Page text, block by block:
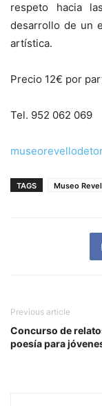
respeto hacia
desarrollo de un
artística.
Precio 12€ por
Tel. 952 062 069
TAGS Museo
Previous article
Concurso de
poesía para